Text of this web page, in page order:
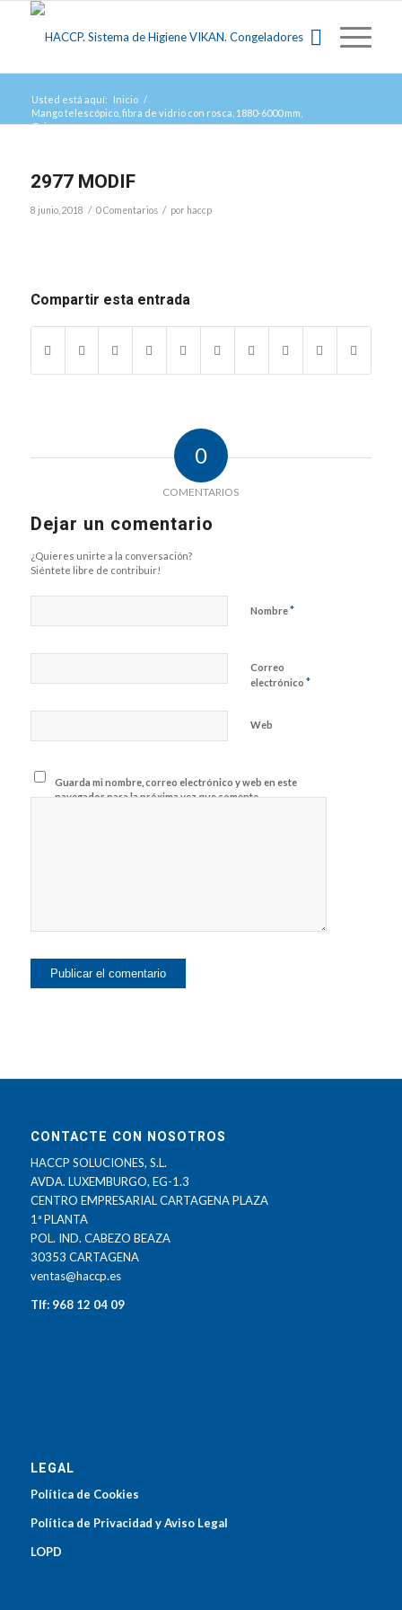
Usted está aquí: Inicio /
Mango telescópico, fibra de vidrio con rosca, 1880-6000 mm,
Gris
2977 MODIF
8 junio, 2018 / 0 Comentarios / por haccp
Compartir esta entrada
0
COMENTARIOS
Dejar un comentario
¿Quieres unirte a la conversación?
Siéntete libre de contribuir!
Nombre*
Correo
electrónico *
Web
Guarda mi nombre, correo electrónico y web en este
navegador para la próxima vez que comente.
CONTACTE CON NOSOTROS
HACCP SOLUCIONES, S.L.
AVDA. LUXEMBURGO, EG-1.3
CENTRO EMPRESARIAL CARTAGENA PLAZA
1ª PLANTA
POL. IND. CABEZO BEAZA
30353 CARTAGENA
ventas@haccp.es
Tlf: 968 12 04 09
LEGAL
Política de Cookies
Política de Privacidad y Aviso Legal
LOPD